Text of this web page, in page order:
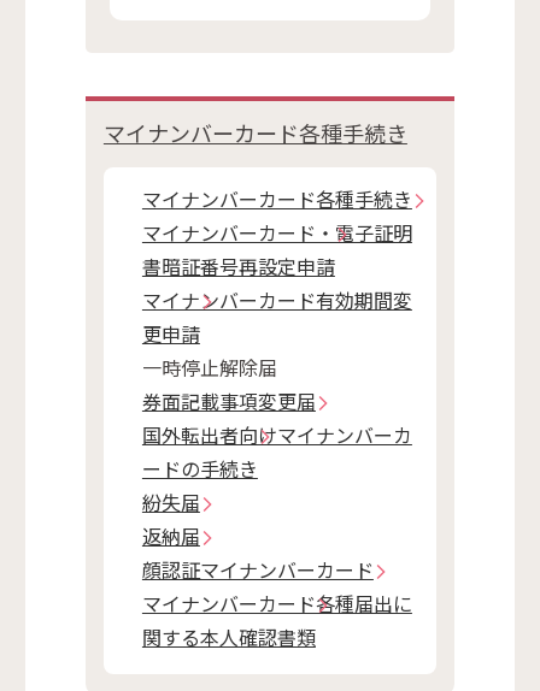
マイナンバーカード各種手続き
マイナンバーカード各種手続き
マイナンバーカード・電子証明
書暗証番号再設定申請
マイナンバーカード有効期間変
更申請
一時停止解除届
券面記載事項変更届
国外転出者向けマイナンバーカ
ードの手続き
紛失届
返納届
顔認証マイナンバーカード
マイナンバーカード各種届出に
関する本人確認書類